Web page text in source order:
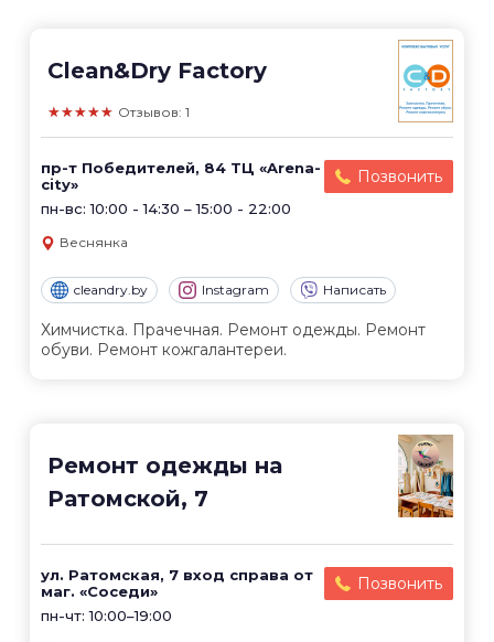
Clean&Dry Factory
★★★★★ Отзывов: 1
пр-т Победителей, 84 ТЦ «Arena-
city»
пн-вс: 10:00 - 14:30 – 15:00 - 22:00
Позвонить
Веснянка
cleandry.by Instagram Написать
Химчистка. Прачечная. Ремонт одежды. Ремонт
обуви. Ремонт кожгалантереи.
Ремонт одежды на
Ратомской, 7
ул. Ратомская, 7 вход справа от
маг. «Соседи»
пн-чт: 10:00–19:00
Позвонить